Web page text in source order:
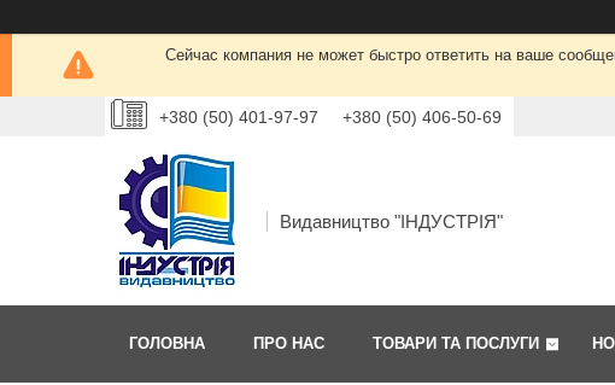
Сейчас компания не может быстро ответить на ваше
+380 (50) 401-97-97 +380 (50) 406-50-69
Видавництво "ІНДУСТРІЯ"
ГОЛОВНА ПРО НАС ТОВАРИ ТА ПОСЛУГИ